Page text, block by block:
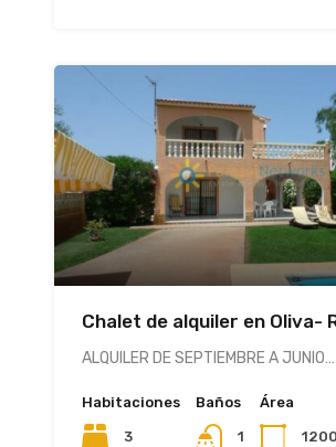
Chalet de alquiler en Oliva-
ALQUILER DE SEPTIEMBRE A JUNIO…
Habitaciones
3
Baños
1
Área
1200